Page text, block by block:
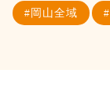
岡山全域